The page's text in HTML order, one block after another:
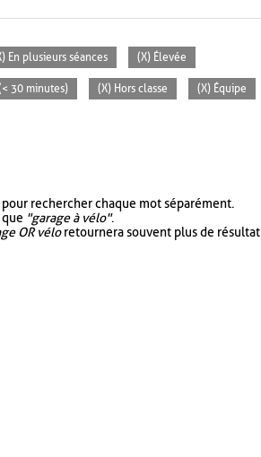
En plusieurs séances (X) Élevée
30 minutes) (X) Hors classe (X) Équipe
rechercher chaque mot séparément.
"garage à vélo".
OR véloretournera souvent plus de résultat